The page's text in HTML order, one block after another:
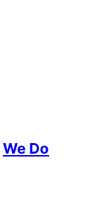
We Do